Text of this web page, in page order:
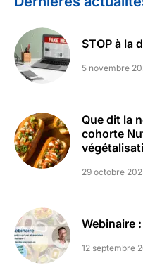
STOP à la
5 novembre
Que dit la
cohorte
29 octobre
Webinaire
12 septembre